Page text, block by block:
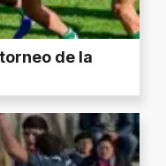
de la